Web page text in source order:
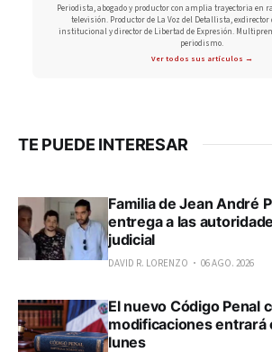
Periodista, abogado y productor con amplia trayectoria en
televisión. Productor de La Voz del Detallista,
institucional y director de Libertad de Expresión.
periodismo.
Ver todos sus artículos →
TE PUEDE INTERESAR
Familia de Jean André
entrega a las
judicial
DAVID R. LORENZO 06 AGO. 2026
El nuevo Código Penal
modificaciones entrará
lunes